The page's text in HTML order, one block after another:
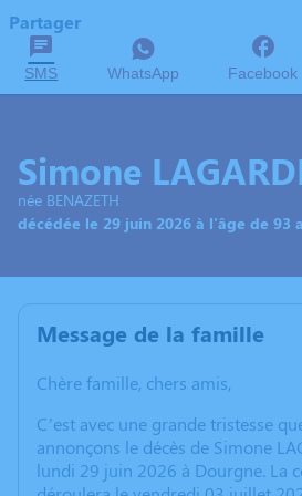
Partager
SMS WhatsApp Facebook
Simone
née BENAZETH
décédée le 29 juin 2026 à l'âge de 93
Message de la famille
Chère famille, chers amis,
C’est avec une grande tristesse
annonçons le décès de Simone
lundi 29 juin 2026 à Dourgne. La